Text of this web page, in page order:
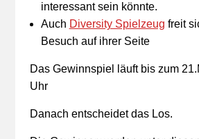
interessant sein könnte.
Auch Diversity Spielzeug freit
Besuch auf ihrer Seite
Das Gewinnspiel läuft bis zum
Uhr
Danach entscheidet das Los.